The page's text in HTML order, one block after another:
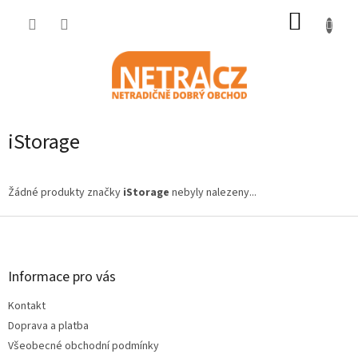
iStorage
Žádné produkty značky iStorage nebyly nalezeny...
Z
Informace pro vás
Kontakt
Doprava a platba
Všeobecné obchodní podmínky